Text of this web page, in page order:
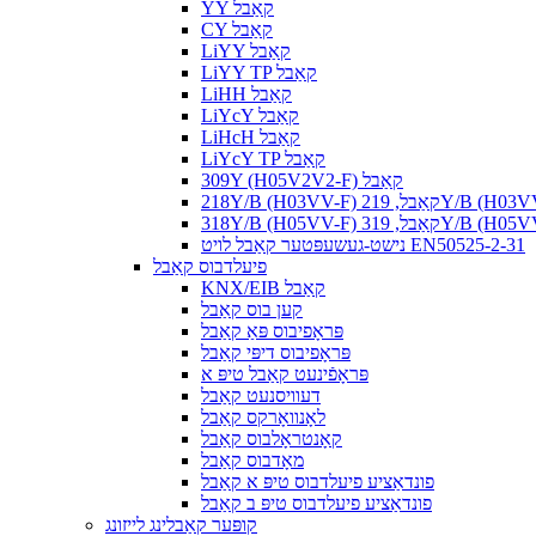
YY קאַבל
CY קאַבל
LiYY קאַבל
LiYY TP קאַבל
LiHH קאַבל
LiYcY קאַבל
LiHcH קאַבל
LiYcY TP קאַבל
309Y (H05V2V2-F) קאַבל
נישט-געשעפּטער קאַבל לויט EN50525-2-31
פיעלדבוס קאַבל
KNX/EIB קאַבל
קען בוס קאַבל
פּראָפיבוס פּאַ קאַבל
פּראָפיבוס דיפּי קאַבל
פּראָפֿינעט קאַבל טיפּ א
דעוויסנעט קאַבל
לאָנוואָרקס קאַבל
קאָנטראָלבוס קאַבל
מאָדבוס קאַבל
פונדאַציע פיעלדבוס טיפּ א קאַבל
פונדאַציע פיעלדבוס טיפּ ב קאַבל
קופּער קאַבלינג לייזונג